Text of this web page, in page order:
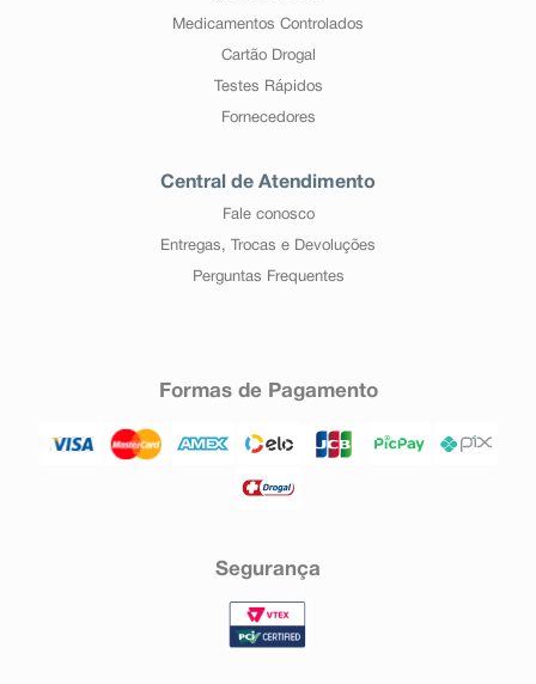
Medicamentos Controlados
Cartão Drogal
Testes Rápidos
Fornecedores
Central de Atendimento
Fale conosco
Entregas, Trocas e Devoluções
Perguntas Frequentes
Formas de Pagamento
Segurança